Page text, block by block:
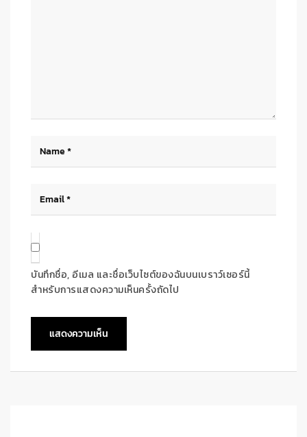
บันทึกชื่อ, อีเมล และชื่อเว็บไซต์ของฉันบนเบราว์เซอร์นี้
สำหรับการแสดงความเห็นครั้งถัดไป